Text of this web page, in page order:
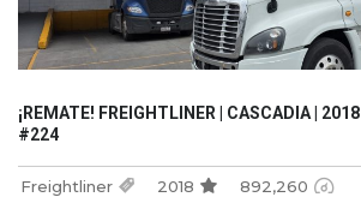
¡REMATE! FREIGHTLINER | CASCADIA | 2018 |
#224
Freightliner 2018 892,260